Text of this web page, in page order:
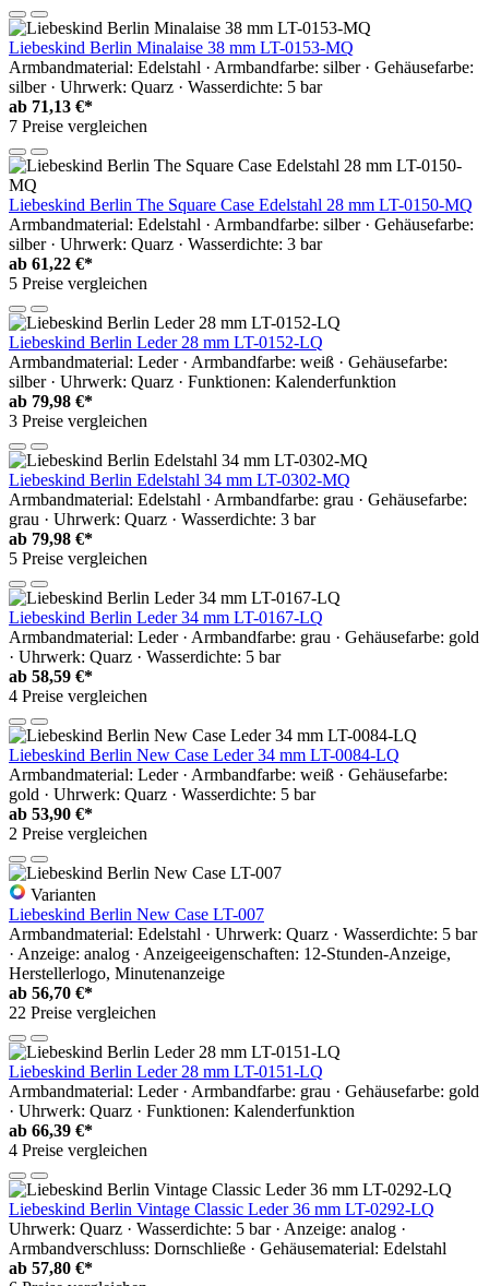
Liebeskind Berlin Minalaise 38 mm LT-0153-MQ
Armbandmaterial: Edelstahl · Armbandfarbe: silber · Gehäusefarbe:
silber · Uhrwerk: Quarz · Wasserdichte: 5 bar
ab 71,13 €*
7 Preise vergleichen
Liebeskind Berlin The Square Case Edelstahl 28 mm LT-0150-MQ
Armbandmaterial: Edelstahl · Armbandfarbe: silber · Gehäusefarbe:
silber · Uhrwerk: Quarz · Wasserdichte: 3 bar
ab 61,22 €*
5 Preise vergleichen
Liebeskind Berlin Leder 28 mm LT-0152-LQ
Armbandmaterial: Leder · Armbandfarbe: weiß · Gehäusefarbe:
silber · Uhrwerk: Quarz · Funktionen: Kalenderfunktion
ab 79,98 €*
3 Preise vergleichen
Liebeskind Berlin Edelstahl 34 mm LT-0302-MQ
Armbandmaterial: Edelstahl · Armbandfarbe: grau · Gehäusefarbe:
grau · Uhrwerk: Quarz · Wasserdichte: 3 bar
ab 79,98 €*
5 Preise vergleichen
Liebeskind Berlin Leder 34 mm LT-0167-LQ
Armbandmaterial: Leder · Armbandfarbe: grau · Gehäusefarbe: gold
· Uhrwerk: Quarz · Wasserdichte: 5 bar
ab 58,59 €*
4 Preise vergleichen
Liebeskind Berlin New Case Leder 34 mm LT-0084-LQ
Armbandmaterial: Leder · Armbandfarbe: weiß · Gehäusefarbe:
gold · Uhrwerk: Quarz · Wasserdichte: 5 bar
ab 53,90 €*
2 Preise vergleichen
Varianten
Liebeskind Berlin New Case LT-007
Armbandmaterial: Edelstahl · Uhrwerk: Quarz · Wasserdichte: 5 bar
· Anzeige: analog · Anzeigeeigenschaften: 12-Stunden-Anzeige,
Herstellerlogo, Minutenanzeige
ab 56,70 €*
22 Preise vergleichen
Liebeskind Berlin Leder 28 mm LT-0151-LQ
Armbandmaterial: Leder · Armbandfarbe: grau · Gehäusefarbe: gold
· Uhrwerk: Quarz · Funktionen: Kalenderfunktion
ab 66,39 €*
4 Preise vergleichen
Liebeskind Berlin Vintage Classic Leder 36 mm LT-0292-LQ
Uhrwerk: Quarz · Wasserdichte: 5 bar · Anzeige: analog ·
Armbandverschluss: Dornschließe · Gehäusematerial: Edelstahl
ab 57,80 €*